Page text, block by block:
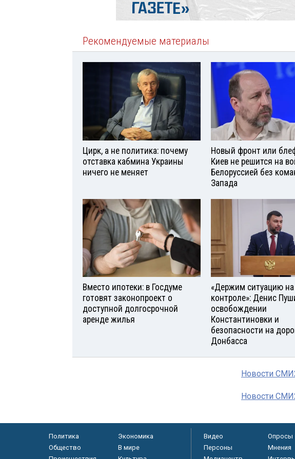
Рекомендуемые материалы
Цирк, а не политика: почему
отставка кабмина Украины
ничего не меняет
Новый фронт или
Киев не решится на
Белоруссией без
Запада
Вместо ипотеки: в Госдуме
готовят законопроект о
доступной долгосрочной
аренде жилья
«Держим ситуацию на
контроле»: Денис
освобождении
Константиновки и
безопасности на
Донбасса
Новости
Новости
Политика
Экономика
Общество
В мире
Видео Опросы
Персоны
Мнения